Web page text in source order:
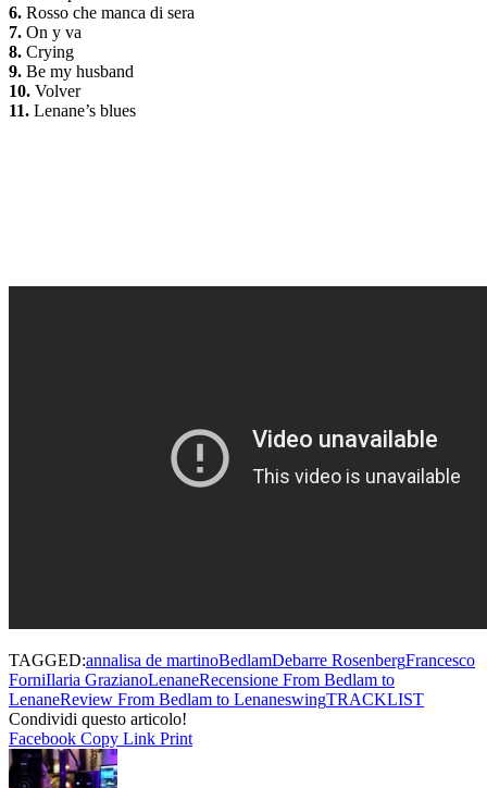
6. Rosso che manca di sera
7. On y va
8. Crying
9. Be my husband
10. Volver
11. Lenane’s blues
TAGGED:annalisa de martinoBedlamDebarre RosenbergFrancesco
ForniIlaria GrazianoLenaneRecensione From Bedlam to
LenaneReview From Bedlam to LenaneswingTRACKLIST
Condividi questo articolo!
Facebook Copy Link Print